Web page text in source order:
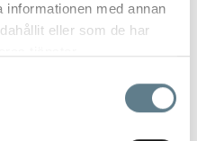
med annan
eller som de har